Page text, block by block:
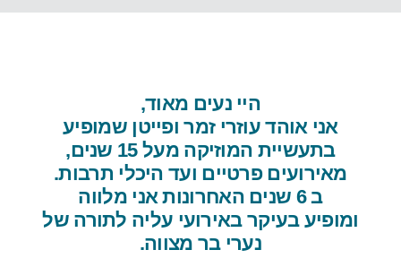
היי נעים מאוד,
אני אוהד עוזרי זמר ופייטן שמופיע
בתעשיית המוזיקה מעל 15 שנים,
מאירועים פרטיים ועד היכלי תרבות.
ב 6 שנים האחרונות אני מלווה
ומופיע בעיקר באירועי עליה לתורה של
נערי בר מצווה.